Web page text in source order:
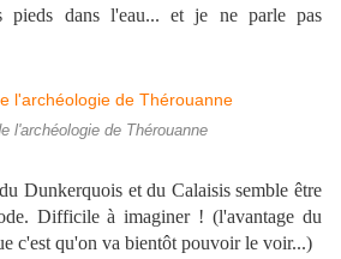
pieds dans l'eau... et je ne parle pas
l'archéologie de Thérouanne
Dunkerquois et du Calaisis semble être
Difficile à imaginer ! (l'avantage du
c'est qu'on va bientôt pouvoir le voir...)